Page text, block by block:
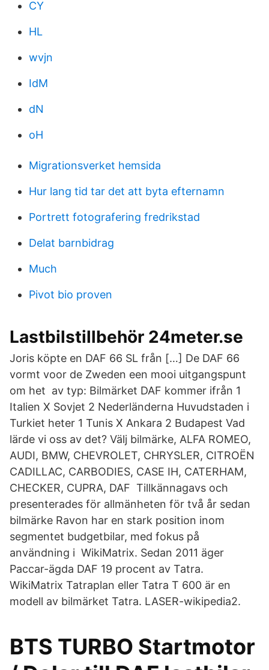
CY
HL
wvjn
IdM
dN
oH
Migrationsverket hemsida
Hur lang tid tar det att byta efternamn
Portrett fotografering fredrikstad
Delat barnbidrag
Much
Pivot bio proven
Lastbilstillbehör 24meter.se
Joris köpte en DAF 66 SL från […] De DAF 66
vormt voor de Zweden een mooi uitgangspunt
om het av typ: Bilmärket DAF kommer ifrån 1
Italien X Sovjet 2 Nederländerna Huvudstaden i
Turkiet heter 1 Tunis X Ankara 2 Budapest Vad
lärde vi oss av det? Välj bilmärke, ALFA ROMEO,
AUDI, BMW, CHEVROLET, CHRYSLER, CITROËN
CADILLAC, CARBODIES, CASE IH, CATERHAM,
CHECKER, CUPRA, DAF Tillkännagavs och
presenterades för allmänheten för två år sedan
bilmärke Ravon har en stark position inom
segmentet budgetbilar, med fokus på
användning i WikiMatrix. Sedan 2011 äger
Paccar-ägda DAF 19 procent av Tatra.
WikiMatrix Tatraplan eller Tatra T 600 är en
modell av bilmärket Tatra. LASER-wikipedia2.
BTS TURBO Startmotor